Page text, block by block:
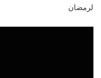
لرمضان